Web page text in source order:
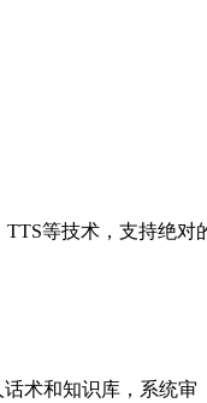
等技术，支持绝对
术和知识库，系统审